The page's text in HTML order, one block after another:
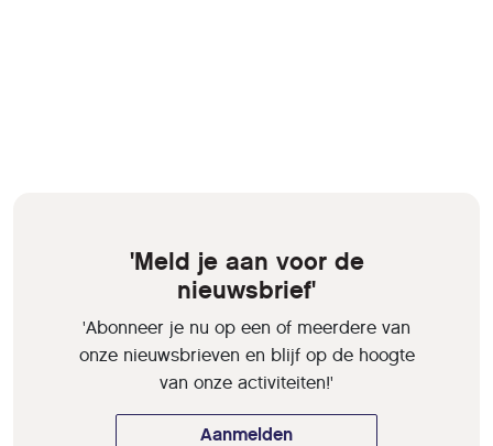
'Meld je aan voor de
nieuwsbrief'
'Abonneer je nu op een of meerdere van
onze nieuwsbrieven en blijf op de hoogte
van onze activiteiten!'
Aanmelden